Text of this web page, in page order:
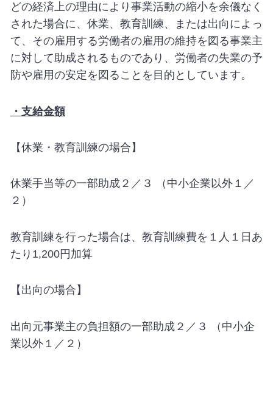
どの経済上の理由により事業活動の縮小を余儀なく
された場合に、休業、教育訓練、または出向によっ
て、その雇用する労働者の雇用の維持を図る事業主
に対して助成されるものであり、労働者の失業の予
防や雇用の安定を図ることを目的としています。
・支給金額
【休業・教育訓練の場合】
休業手当等の一部助成２／３ （中小企業以外１／
２）
教育訓練を行った場合は、教育訓練費を１人１日あ
たり1,200円加算
【出向の場合】
出向元事業主の負担額の一部助成２／３ （中小企
業以外１／２）